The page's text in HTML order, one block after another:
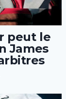
peut le
James